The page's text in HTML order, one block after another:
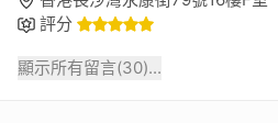
評分
顯示所有留言(30)...